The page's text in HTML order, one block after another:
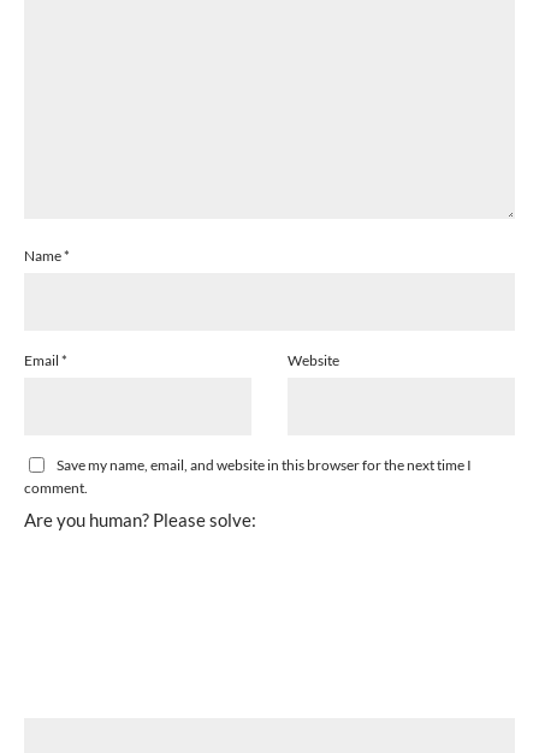
Name*
Email * Website
Save my name, email, and website in this browser for the next time I
comment.
Are you human? Please solve: